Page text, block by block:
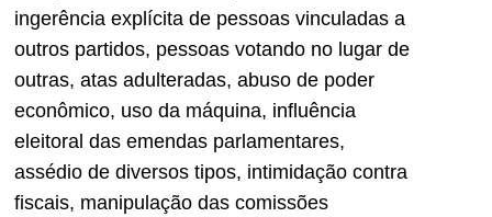
ingerência explícita de pessoas vinculadas a
outros partidos, pessoas votando no lugar de
outras, atas adulteradas, abuso de poder
econômico, uso da máquina, influência
eleitoral das emendas parlamentares,
assédio de diversos tipos, intimidação contra
fiscais, manipulação das comissões